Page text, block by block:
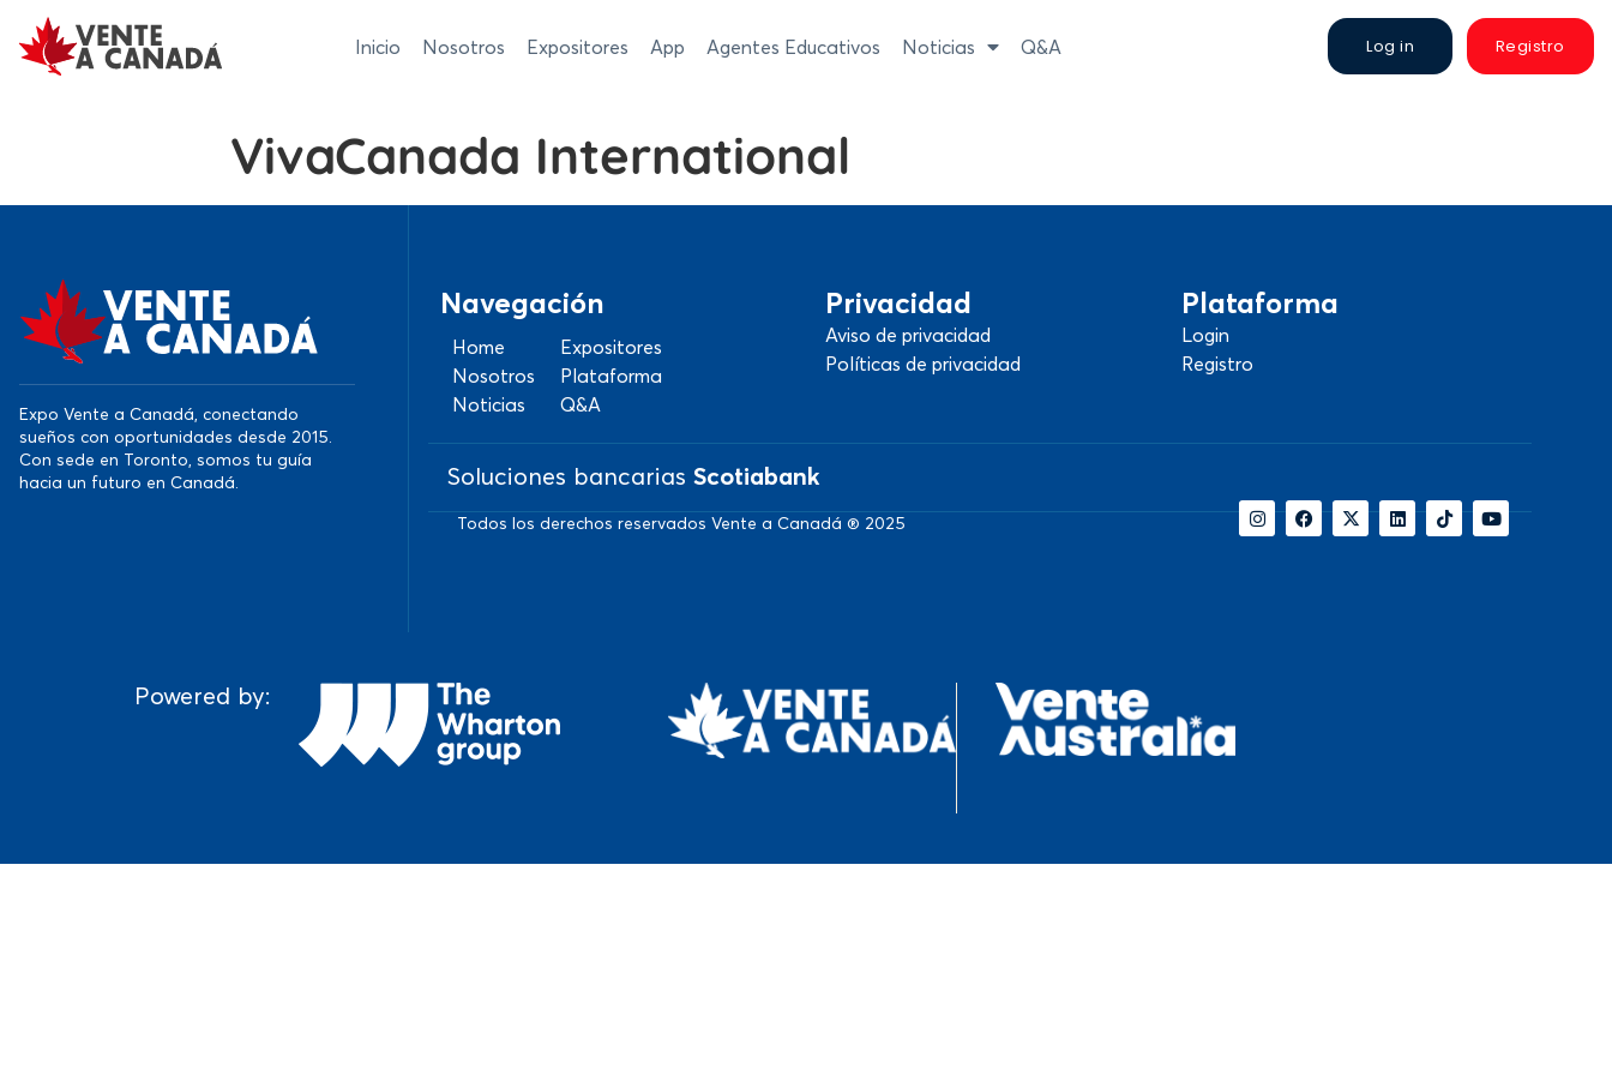
Inicio Nosotros Expositores App Agentes Educativos Noticias Q&A Log in Registro
VivaCanada International
Expo Vente a Canadá, conectando
sueños con oportunidades desde 2015.
Con sede en Toronto, somos tu guía
hacia un futuro en Canadá.
Navegación
Home
Nosotros
Noticias
Expositores
Plataforma
Q&A
Privacidad
Aviso de privacidad
Políticas de privacidad
Plataforma
Login
Registro
Soluciones bancarias Scotiabank
Todos los derechos reservados Vente a Canadá ® 2025
Powered by: